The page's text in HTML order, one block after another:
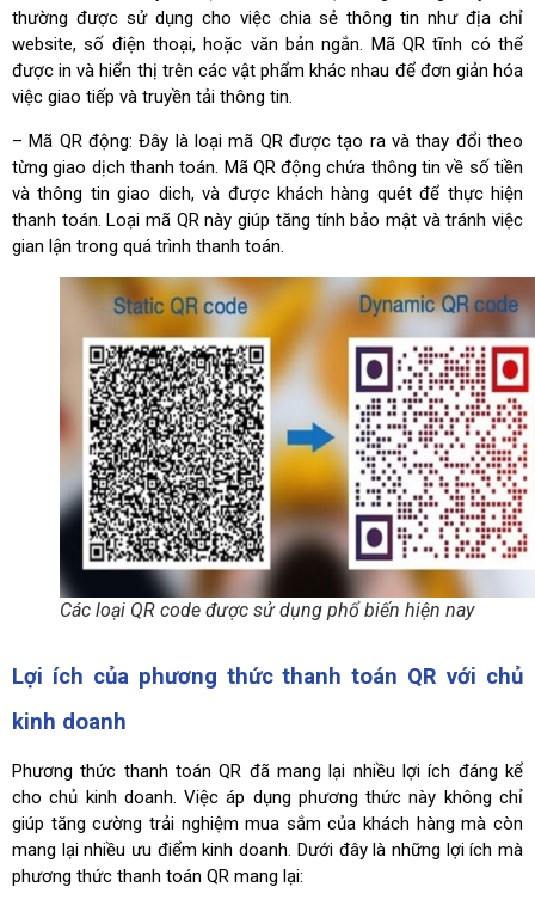
thường được sử dụng cho việc chia sẻ thông tin như địa chỉ
website, số điện thoại, hoặc văn bản ngắn. Mã QR tĩnh có thể
được in và hiển thị trên các vật phẩm khác nhau để đơn giản hóa
việc giao tiếp và truyền tải thông tin.
– Mã QR động: Đây là loại mã QR được tạo ra và thay đổi theo
từng giao dịch thanh toán. Mã QR động chứa thông tin về số tiền
và thông tin giao dich, và được khách hàng quét để thực hiện
thanh toán. Loại mã QR này giúp tăng tính bảo mật và tránh việc
gian lận trong quá trình thanh toán.
Các loại QR code được sử dụng phổ biến hiện nay
Lợi ích của phương thức thanh toán QR với chủ
kinh doanh
Phương thức thanh toán QR đã mang lại nhiều lợi ích đáng kể
cho chủ kinh doanh. Việc áp dụng phương thức này không chỉ
giúp tăng cường trải nghiệm mua sắm của khách hàng mà còn
mang lại nhiều ưu điểm kinh doanh. Dưới đây là những lợi ích mà
phương thức thanh toán QR mang lại: